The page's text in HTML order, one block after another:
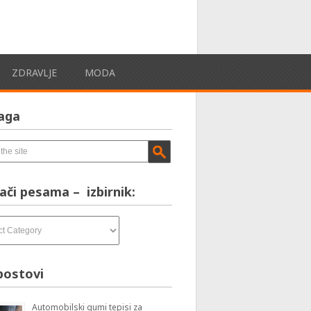
ZDRAVLJE MODA
pesama – izbirnik:
Automobilski gumi tepisi za